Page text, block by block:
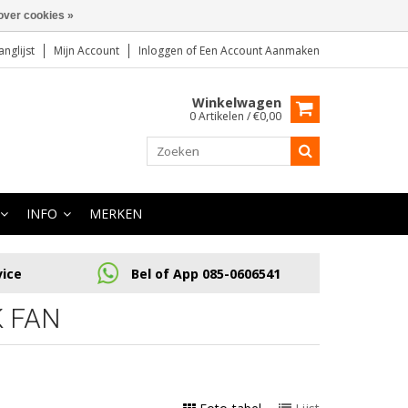
Mijn Account Inloggen of Een Account Aanmaken
Winkelwagen
0 Artikelen / €0,00
INFO MERKEN
Bel of App 085-0606541
FAN
cookies »